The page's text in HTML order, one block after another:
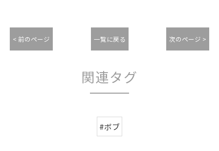
< 前のページ 一覧に戻る 次のページ >
関連タグ
#ボブ